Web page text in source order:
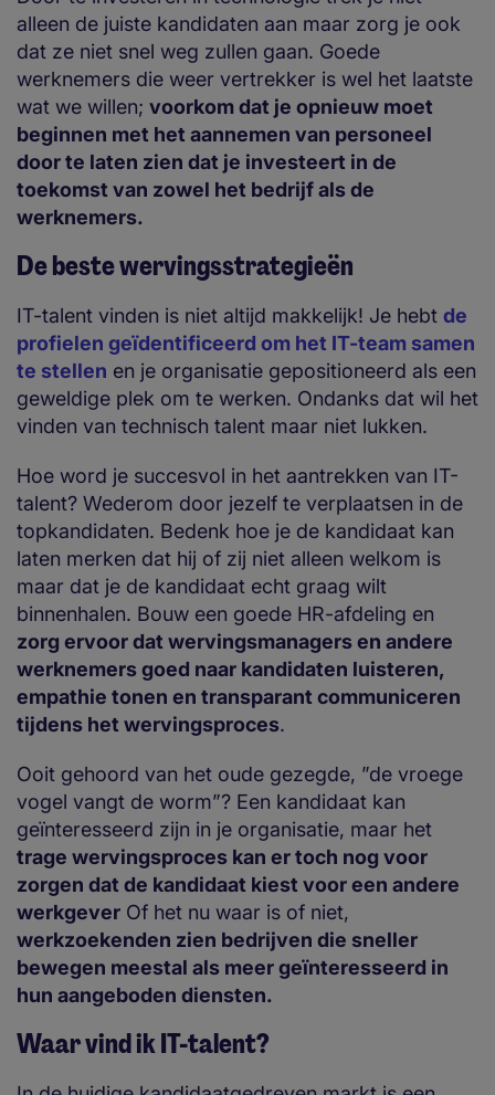
alleen de juiste kandidaten aan maar zorg je ook
dat ze niet snel weg zullen gaan. Goede
werknemers die weer vertrekker is wel het laatste
wat we willen; voorkom dat je opnieuw moet
beginnen met het aannemen van personeel
door te laten zien dat je investeert in de
toekomst van zowel het bedrijf als de
werknemers.
De beste wervingsstrategieën
IT-talent vinden is niet altijd makkelijk! Je hebt de
profielen geïdentificeerd om het IT-team samen
te stellen en je organisatie gepositioneerd als een
geweldige plek om te werken. Ondanks dat wil het
vinden van technisch talent maar niet lukken.
Hoe word je succesvol in het aantrekken van IT-
talent? Wederom door jezelf te verplaatsen in de
topkandidaten. Bedenk hoe je de kandidaat kan
laten merken dat hij of zij niet alleen welkom is
maar dat je de kandidaat echt graag wilt
binnenhalen. Bouw een goede HR-afdeling en
zorg ervoor dat wervingsmanagers en andere
werknemers goed naar kandidaten luisteren,
empathie tonen en transparant communiceren
tijdens het wervingsproces.
Ooit gehoord van het oude gezegde, ”de vroege
vogel vangt de worm”? Een kandidaat kan
geïnteresseerd zijn in je organisatie, maar het
trage wervingsproces kan er toch nog voor
zorgen dat de kandidaat kiest voor een andere
werkgever Of het nu waar is of niet,
werkzoekenden zien bedrijven die sneller
bewegen meestal als meer geïnteresseerd in
hun aangeboden diensten.
Waar vind ik IT-talent?